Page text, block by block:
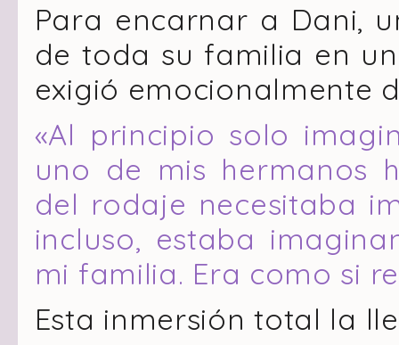
Para encarnar a Dani,
de toda su familia en
exigió emocionalmente
«Al principio solo
uno de mis hermanos
del rodaje necesitaba
incluso, estaba
mi familia. Era como si
Esta inmersión total la